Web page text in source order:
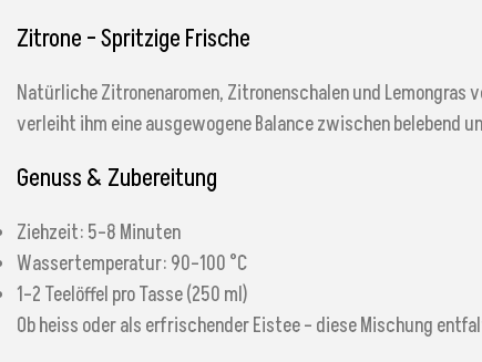
Zitrone – Spritzige Frische
Natürliche Zitronenaromen, Zitronenschalen und
verleiht ihm eine ausgewogene Balance zwischen belebend
Genuss & Zubereitung
Ziehzeit: 5–8 Minuten
Wassertemperatur: 90–100 °C
1–2 Teelöffel pro Tasse (250 ml)
Ob heiss oder als erfrischender Eistee – diese Mischung